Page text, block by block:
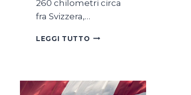
260 chilometri circa
fra Svizzera,…
LEGGI TUTTO SUL
BICICLETTA